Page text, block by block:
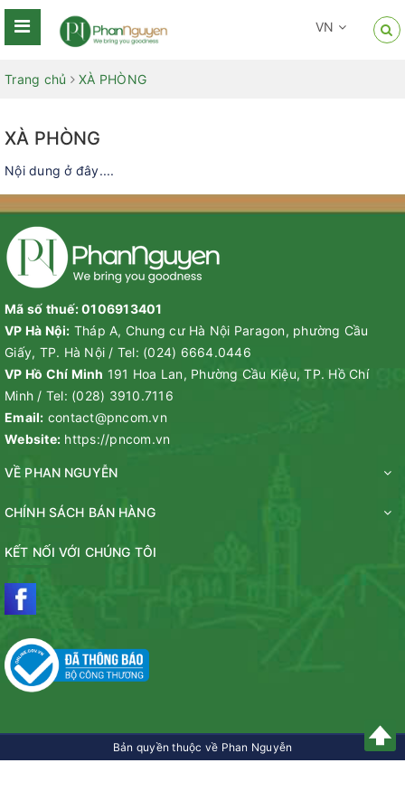
VN
Trang chủ XÀ PHÒNG
XÀ PHÒNG
Nội dung ở đây....
Mã số thuế: 0106913401
VP Hà Nội: Tháp A, Chung cư Hà Nội Paragon, phường Cầu
Giấy, TP. Hà Nội / Tel: (024) 6664.0446
VP Hồ Chí Minh 191 Hoa Lan, Phường Cầu Kiệu, TP. Hồ Chí
Minh / Tel: (028) 3910.7116
Email: contact@pncom.vn
Website: https://pncom.vn
VỀ PHAN NGUYỄN
CHÍNH SÁCH BÁN HÀNG
KẾT NỐI VỚI CHÚNG TÔI
Bản quyền thuộc về Phan Nguyễn